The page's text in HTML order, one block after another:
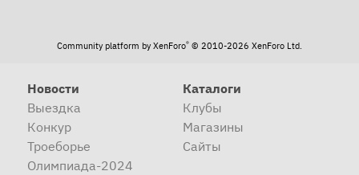
Community platform by XenForo® © 2010-2026 XenForo Ltd.
Новости
Выездка
Конкур
Троеборье
Олимпиада-2024
Каталоги
Клубы
Магазины
Сайты